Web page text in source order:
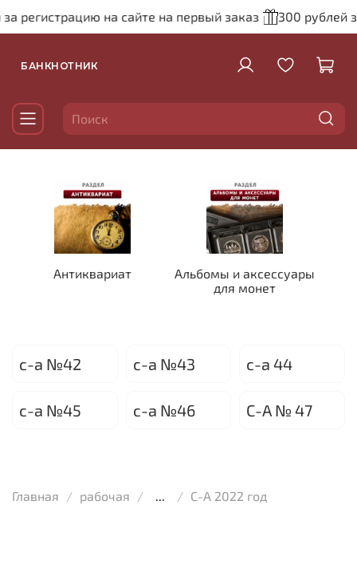
регистрацию на сайте на первый заказ 300 рублей
БАНКНОТНИК
Антиквариат
Альбомы и аксессуары
для монет
с-а №42 с-а №43 с-а 44
с-а №45 с-а №46 С-А № 47
Главная рабочая С-А 2022 год